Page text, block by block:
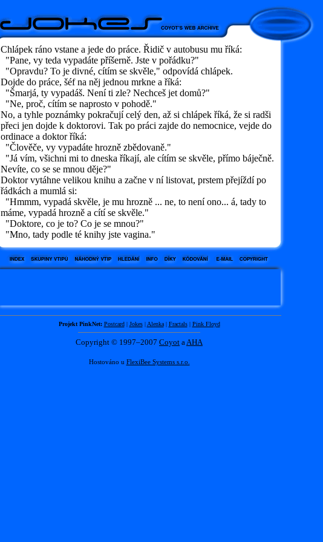
Chlápek ráno vstane a jede do práce. Řidič v autobusu mu říká:
"Pane, vy teda vypadáte příšerně. Jste v pořádku?"
"Opravdu? To je divné, cítím se skvěle," odpovídá chlápek.
Dojde do práce, šéf na něj jednou mrkne a říká:
"Šmarjá, ty vypadáš. Není ti zle? Nechceš jet domů?"
"Ne, proč, cítím se naprosto v pohodě."
No, a tyhle poznámky pokračují celý den, až si chlápek říká, že si radši
přeci jen dojde k doktorovi. Tak po práci zajde do nemocnice, vejde do
ordinace a doktor říká:
"Člověče, vy vypadáte hrozně zbědovaně."
"Já vím, všichni mi to dneska říkají, ale cítím se skvěle, přímo báječně.
Nevíte, co se se mnou děje?"
Doktor vytáhne velikou knihu a začne v ní listovat, prstem přejíždí po
řádkách a mumlá si:
"Hmmm, vypadá skvěle, je mu hrozně ... ne, to není ono... á, tady to
máme, vypadá hrozně a cítí se skvěle."
"Doktore, co je to? Co je se mnou?"
"Mno, tady podle té knihy jste vagina."
Projekt PinkNet: Postcard| Jokes| Alenka| Fractals| Pink Floyd
Copyright © 1997–2007 Coyot aAHA
Hostováno u FlexiBee Systems s.r.o.